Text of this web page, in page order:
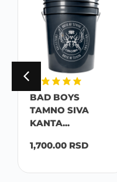
BAD BOYS
TAMNO SIVA
KANTA...
1,700.00 RSD